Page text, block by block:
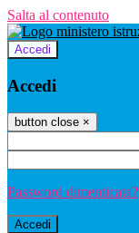
Salta al contenuto
Accedi
Accedi
button close ×
Password dimenticata?